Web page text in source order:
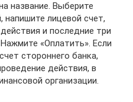
название. Выберите
напишите лицевой счет,
и последние три
«Оплатить». Если
стороннего банка,
действия, в
организации.